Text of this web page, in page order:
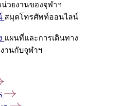
วยงานของจุฬาฯ
สมุดโทรศัพท์ออนไลน์
แผนที่และการเดินทาง
านกับจุฬาฯ